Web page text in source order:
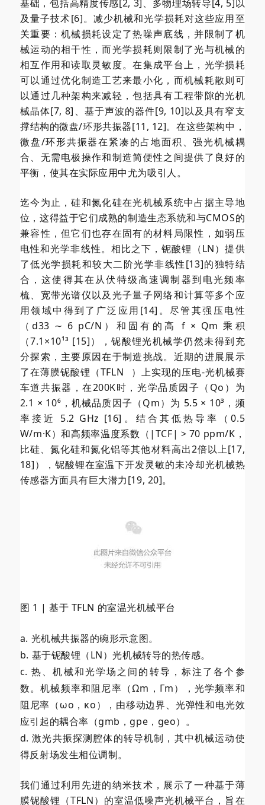
基础，包括高精度传感[2, 3]、多物理场转导[4, 5]以
及量子技术[6]。减少机械和光学损耗对这些应用至
关重要：机械损耗设定了热噪声底线，并限制了机
械运动的相干性，而光学损耗则限制了光与机械的
相互作用和读取灵敏度。在集成平台上，光学损耗
可以通过优化制造工艺来最小化，而机械耗散则可
以通过几种架构来减轻，包括具有工程带隙的光机
械晶体[7, 8]、基于声波的器件[9, 10]以及具有窄支
撑结构的微盘/环形共振器[11, 12]。在这些架构中，
微盘/环形共振器在紧凑的占地面积、强光机械耦
合、无需电极操作和制造简便性之间提供了良好的
平衡，使其在实际应用中尤为吸引人。
迄今为止，硅和氮化硅在光机械系统中占据主导地
位，这得益于它们成熟的制造生态系统和与CMOS的
兼容性，但它们也存在固有的材料局限性，如弱压
电性和光学非线性。相比之下，铌酸锂（LN）提供
了低光学损耗和较大二阶光学非线性[13]的独特结
合，这使得其在从伏特级高速调制器到电光频率
梳、宽带光谱仪以及光子量子网络和计算等多个应
用领域中得到了广泛应用[14]。尽管其强压电性
（d33 ∼ 6 pC/N）和固有的高 f × Qm 乘积
（7.1×10¹³ [15]），铌酸锂光机械学仍然未得到充
分探索，主要原因在于制造挑战。近期的进展展示
了在薄膜铌酸锂（TFLN
）上实现的压电-光机械赛
车道共振器，在200K时，光学品质因子（Qo）为
2.1 × 10⁶，机械品质因子（Qm）为 5.5 × 10³，频
率接近 5.2 GHz [16]。结合其低热导率（0.5
W/m·K）和高频率温度系数（|TCF| > 70 ppm/K，
比硅、氮化硅和氮化铝等其他材料高出2倍以上[17,
18]），铌酸锂在室温下开发灵敏的未冷却光机械热
传感器方面具有巨大潜力[19, 20]。
图 1 | 基于 TFLN 的室温光机械平台
a. 光机械共振器的碗形示意图。
b. 基于铌酸锂（LN）光机械转导的热传感。
c. 热、机械和光学场之间的转导，标注了各个参
数。机械频率和阻尼率（Ωm，Γm），光学频率和
阻尼率（ωo，κo），由移动边界、光弹性和电光效
应引起的耦合率（gmb，gpe，geo）。
d. 激光共振探测腔体的转导机制，其中机械运动使
得反射场发生相位调制。
我们通过利用先进的纳米技术，展示了一种基于薄
膜铌酸锂（TFLN）的室温低噪声光机械平台，旨在